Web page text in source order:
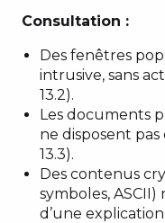
Consultation :
Des fenêtres
intrusive, sans
13.2).
Les documents
ne disposent
13.3).
Des contenus
symboles,
d’une explication